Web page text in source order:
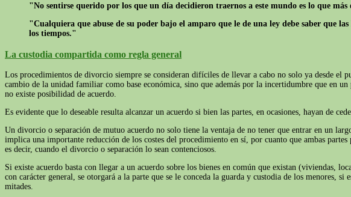
"No sentirse querido por los que un día decidieron traernos a este mundo es lo que
"Cualquiera que abuse de su poder bajo el amparo que le de una ley debe saber que
los tiempos."
La custodia compartida como regla general
Los procedimientos de divorcio siempre se consideran difíciles de llevar a cabo no solo ya desde
cambio de la unidad familiar como base económica, sino que además por la incertidumbre que en
no existe posibilidad de acuerdo.
Es evidente que lo deseable resulta alcanzar un acuerdo si bien las partes, en ocasiones, hayan de
Un divorcio o separación de mutuo acuerdo no solo tiene la ventaja de no tener que entrar en un
implica una importante reducción de los costes del procedimiento en sí, por cuanto que ambas
es decir, cuando el divorcio o separación lo sean contenciosos.
Si existe acuerdo basta con llegar a un acuerdo sobre los bienes en común que existan (viviendas,
con carácter general, se otorgará a la parte que se le conceda la guarda y custodia de los menores,
mitades.